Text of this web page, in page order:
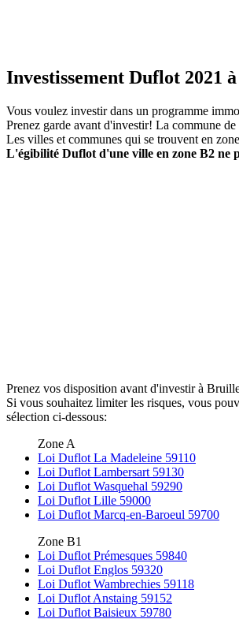
Investissement Duflot 2021
Vous voulez investir dans un programme
Prenez garde avant d'investir! La commune de
Les villes et communes qui se trouvent en
L'égibilité Duflot d'une ville en zone B2 ne
Prenez vos disposition avant d'investir à
Si vous souhaitez limiter les risques, vous
sélection ci-dessous:
Zone A
Loi Duflot La Madeleine 59110
Loi Duflot Lambersart 59130
Loi Duflot Wasquehal 59290
Loi Duflot Lille 59000
Loi Duflot Marcq-en-Baroeul 59700
Zone B1
Loi Duflot Prémesques 59840
Loi Duflot Englos 59320
Loi Duflot Wambrechies 59118
Loi Duflot Anstaing 59152
Loi Duflot Baisieux 59780